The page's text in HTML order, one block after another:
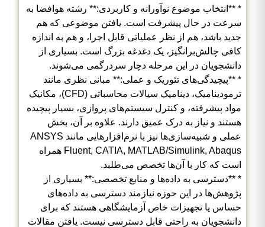
* **انتخاب موضوع نوآورانه و کاربردی:** رشته هوافضا به
سرعت در حال پیشرفت است. یافتن موضوعی که هم
جدید باشد، هم از نظر عملیاتی قابل اجرا، و هم به اندازه
کافی چالش‌برانگیز، یک دغدغه بزرگ است. بسیاری از
دانشجویان در این مرحله دچار سردرگمی می‌شوند.
* **پیچیدگی‌های تئوریک و عملی:** مبانی نظری مانند
ترمودینامیک، دینامیک سیالات محاسباتی (CFD)، مکانیک
مواد پیشرفته، و کنترل سیستم‌های پروازی، بسیار پیچیده
هستند و نیاز به درک عمیق دارند. علاوه بر آن، بخش
عملی و شبیه‌سازی‌ها نیز با نرم‌افزارهایی مانند ANSYS
Fluent, CATIA, MATLAB/Simulink, Abaqus همراه
است که کار با آن‌ها تخصص می‌طلبد.
* **دسترسی به داده‌ها و منابع تخصصی:** بسیاری از
پژوهش‌ها در این حوزه نیازمند دسترسی به داده‌های
حساس یا تجهیزات خاص آزمایشگاهی هستند که برای
دانشجویان به راحتی قابل دسترسی نیست. یافتن مقالات